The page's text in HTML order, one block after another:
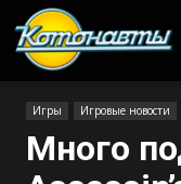
Игры Игровые новости
Много